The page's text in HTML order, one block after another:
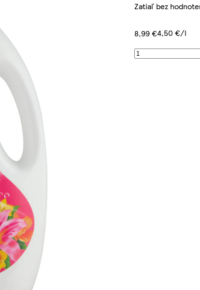
Zatiaľ bez
8,99 €4,50 €/l